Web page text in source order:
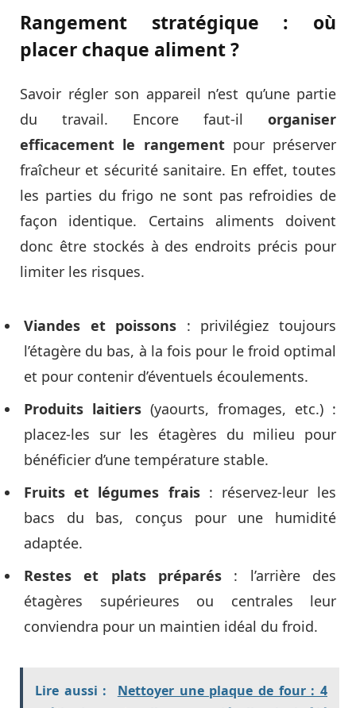
Rangement stratégique : où
placer chaque aliment ?
Savoir régler son appareil n’est qu’une partie
du travail. Encore faut-il organiser
efficacement le rangementpour préserver
fraîcheur et sécurité sanitaire. En effet, toutes
les parties du frigo ne sont pas refroidies de
façon identique. Certains aliments doivent
donc être stockés à des endroits précis pour
limiter les risques.
Viandes et poissons : privilégiez toujours
l’étagère du bas, à la fois pour le froid optimal
et pour contenir d’éventuels écoulements.
Produits laitiers (yaourts, fromages, etc.) :
placez-les sur les étagères du milieu pour
bénéficier d’une température stable.
Fruits et légumes frais: réservez-leur les
bacs du bas, conçus pour une humidité
adaptée.
Restes et plats préparés : l’arrière des
étagères supérieures ou centrales leur
conviendra pour un maintien idéal du froid.
Lire aussi :
Nettoyer une plaque de four : 4